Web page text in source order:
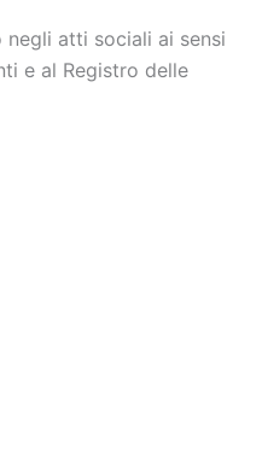
atti sociali ai sensi
e al Registro delle